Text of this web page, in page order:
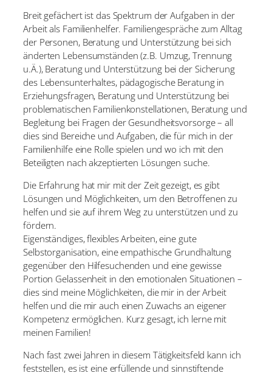
Breit gefächert ist das Spektrum der Aufgaben in der
Arbeit als Familienhelfer. Familiengespräche zum Alltag
der Personen, Beratung und Unterstützung bei sich
änderten Lebensumständen (z.B. Umzug, Trennung
u.Ä.), Beratung und Unterstützung bei der Sicherung
des Lebensunterhaltes, pädagogische Beratung in
Erziehungsfragen, Beratung und Unterstützung bei
problematischen Familienkonstellationen, Beratung und
Begleitung bei Fragen der Gesundheitsvorsorge – all
dies sind Bereiche und Aufgaben, diefür mich in der
Familienhilfe eine Rolle spielen und wo ich mit den
Beteiligten nachakzeptierten Lösungen suche.
Die Erfahrung hat mir mit der Zeit gezeigt, es gibt
Lösungen und Möglichkeiten, um den Betroffenen zu
helfen und sie auf ihrem Weg zu unterstützen und zu
fördern.
Eigenständiges, flexibles Arbeiten, eine gute
Selbstorganisation, eine empathische Grundhaltung
gegenüber den Hilfesuchenden und eine gewisse
Portion Gelassenheit in den emotionalen Situationen –
dies sind meine Möglichkeiten, die mir in der Arbeit
helfen und die mir auch einen Zuwachs an eigener
Kompetenz ermöglichen. Kurz gesagt, ich lerne mit
meinen Familien!
Nach fast zwei Jahren in diesem Tätigkeitsfeld kann ich
feststellen, es ist eine erfüllende und sinnstiftende